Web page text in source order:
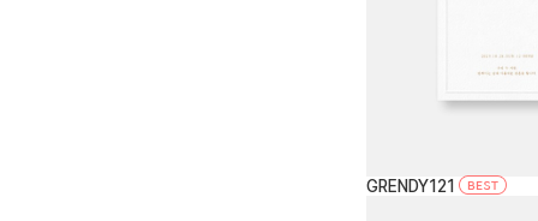
GRENDY121